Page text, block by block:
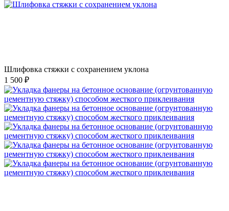
Шлифовка стяжки с сохранением уклона
1 500 ₽